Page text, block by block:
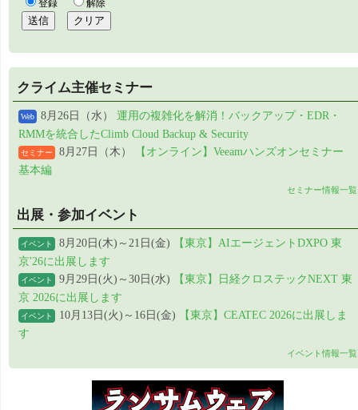
クライム主催セミナー
Web 8月26日（水） 運用の複雑化を解消！バックアップ・EDR・
RMMを統合したClimb Cloud Backup & Security
セミナー 8月27日（木）
【オンライン】Veeamハンズオンセミナー
基本編
セミナー情報一覧
出展・参加イベント
イベント 8月20日(木)～21日(金)
【東京】AIエージェントDXPO 東
京'26に出展します
イベント 9月29日(火)～30日(水)
【東京】日経クロステックNEXT 東
京 2026に出展します
イベント 10月13日(火)～16日(金)
【東京】CEATEC 2026に出展しま
す
イベント情報一覧